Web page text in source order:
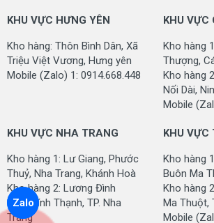
KHU VỰC HƯNG YÊN
Kho hàng: Thôn Bình Dân, Xã
Triệu Việt Vương, Hưng yên
Mobile (Zalo) 1: 0914.668.448
KHU VỰC
Kho hàng
Thượng,
Kho hàng
Nối Dài,
Mobile
KHU VỰC NHA TRANG
Kho hàng 1: Lư Giang, Phước
Thuỷ, Nha Trang, Khánh Hoà
Kho hàng 2: Lương Đình
Của, Vĩnh Thạnh, TP. Nha
Trang
KHU VỰC
Kho hàng
Buôn Ma
Kho hàng
Ma Thuột,
Mobile
Zalo